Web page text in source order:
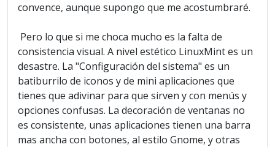
convence, aunque supongo que me acostumbraré.
Pero lo que si me choca mucho es la falta de
consistencia visual. A nivel estético LinuxMint es un
desastre. La "Configuración del sistema" es un
batiburrilo de iconos y de mini aplicaciones que
tienes que adivinar para que sirven y con menús y
opciones confusas. La decoración de ventanas no
es consistente, unas aplicaciones tienen una barra
mas ancha con botones, al estilo Gnome, y otras